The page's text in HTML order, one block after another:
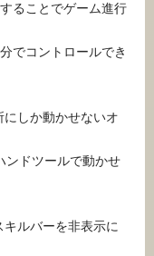
ることでゲーム進行
でコントロールでき
しか動かせないオ
ンドツールで動かせ
ルバーを非表示に